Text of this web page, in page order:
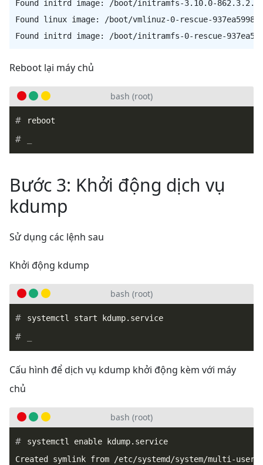
Found initrd image: /boot/initramfs-3.10.0-
Found linux image: /boot/vmlinuz-0-rescue-
Reboot lại máy chủ
bash (root)
Bước 3: Khởi động dịch vụ
kdump
Sử dụng các lệnh sau
Khởi động kdump
bash (root)
Cấu hình để dịch vụ kdump khởi động kèm với máy
chủ
bash (root)
systemctl enable kdump.service